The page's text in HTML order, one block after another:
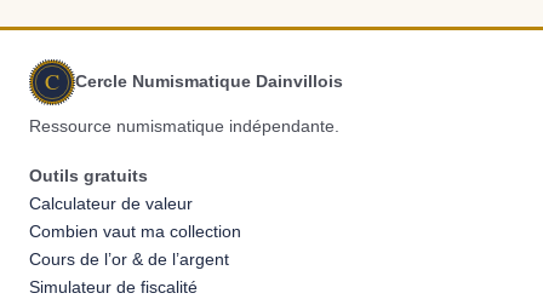
C Cercle Numismatique Dainvillois
Ressource numismatique indépendante.
Outils gratuits
Calculateur de valeur
Combien vaut ma collection
Cours de l’or & de l’argent
Simulateur de fiscalité